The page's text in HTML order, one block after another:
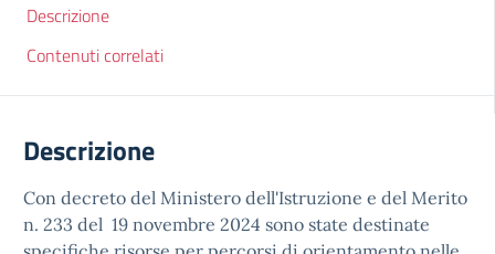
Descrizione
Contenuti correlati
Descrizione
Con decreto del Ministero dell'Istruzione e del Merito
n. 233 del 19 novembre 2024 sono state destinate